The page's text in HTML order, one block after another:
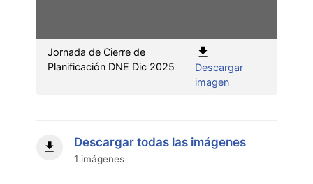
Jornada de Cierre de
Planificación DNE Dic 2025
Descargar
imagen:
de
Descargar todas las imágenes
1 imágenes